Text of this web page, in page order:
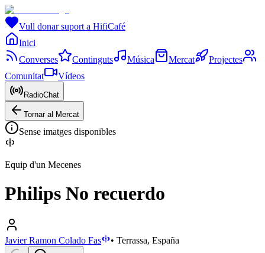
Vull donar suport a HifiCafé
Inici
Converses
Continguts Música Mercat
Projectes
Comunitat
Vídeos
RadioChat
Tornar al Mercat
Sense imatges disponibles
Equip d'un Mecenes
Philips No recuerdo
Javier Ramon Colado Fas • Terrassa, España